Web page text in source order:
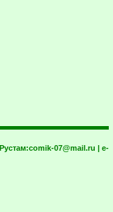
comik-07@mail.ru | e-